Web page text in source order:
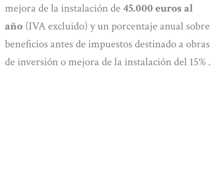
mejora de la instalación de 45.000 euros al
año (IVA excluido) y un porcentaje anual sobre
beneficios antes de impuestos destinado a obras
de inversión o mejora de la instalación del 15% .